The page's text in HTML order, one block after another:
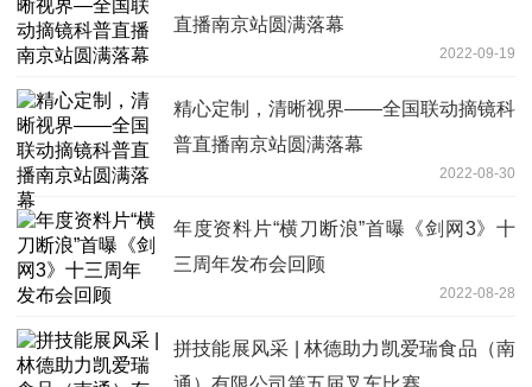
直播南京站圆满落幕
2022-09-19
精心定制，清晰视界——全国联动摘镜科
普直播南京站圆满落幕
2022-08-30
年度资料片“横刀断浪”首曝《剑网3》十
三周年发布会回顾
2022-08-28
拼技能展风采 | 林德助力凯爱瑞食品（南